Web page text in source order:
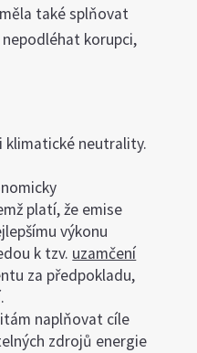
také splňovat
korupci,
klimatické neutrality.
platí, že emise
výkonu
k tzv. uzamčení
za předpokladu,
naplňovat cíle
zdrojů energie